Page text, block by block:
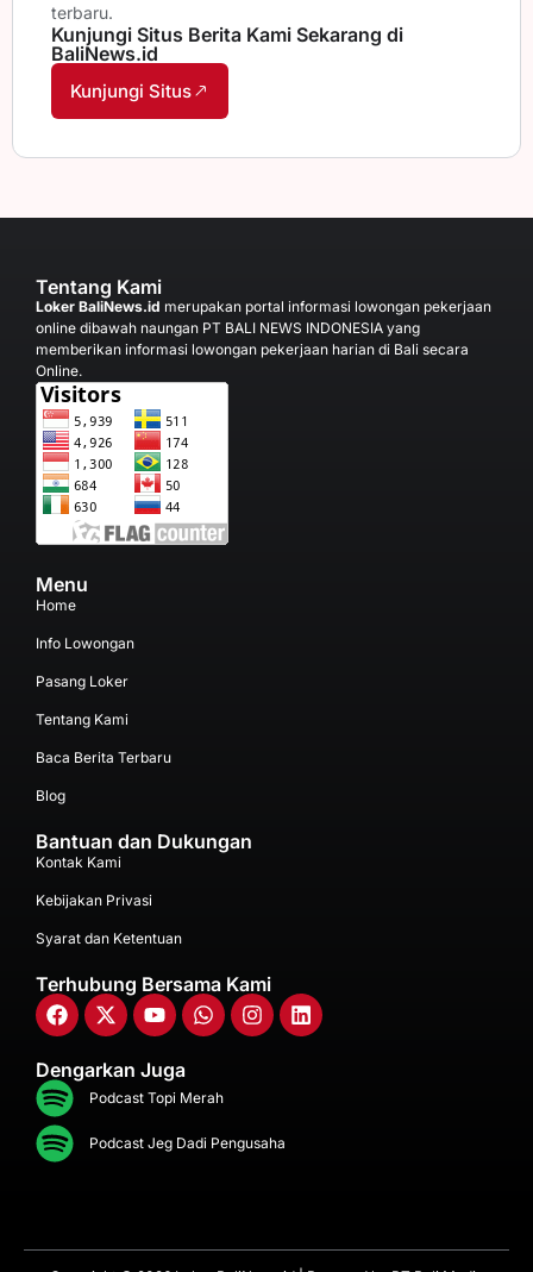
terbaru.
Kunjungi Situs Berita Kami Sekarang di
BaliNews.id
Kunjungi Situs
Tentang Kami
Loker BaliNews.id merupakan portal informasi lowongan pekerjaan
online dibawah naungan PT BALI NEWS INDONESIA yang
memberikan informasi lowongan pekerjaan harian di Bali secara
Online.
Menu
Home
Info Lowongan
Pasang Loker
Tentang Kami
Baca Berita Terbaru
Blog
Bantuan dan Dukungan
Kontak Kami
Kebijakan Privasi
Syarat dan Ketentuan
Terhubung Bersama Kami
Dengarkan Juga
Podcast Topi Merah
Podcast Jeg Dadi Pengusaha